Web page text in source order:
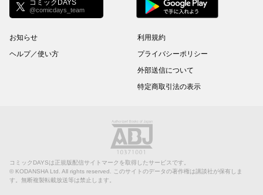
コミックDAYS
@comicdays_team
お知らせ
ヘルプ／使い方
利用規約
プライバシーポリシー
外部送信について
特定商取引法の表示
コミックDAYSは正規版配信サイトマークを取得したサービスです。
© KODANSHA Ltd. All rights reserved. このサイトのデータの著作権は講談社が保有しま
す。無断複製転載放送等は禁止します。